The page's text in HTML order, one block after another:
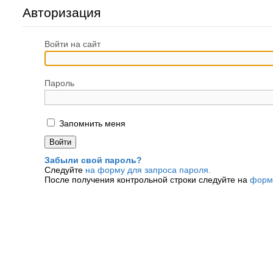
Авторизация
Войти на сайт
Пароль
Запомнить меня
Забыли свой пароль?
Следуйте на форму для запроса пароля.
После получения контрольной строки следуйте на